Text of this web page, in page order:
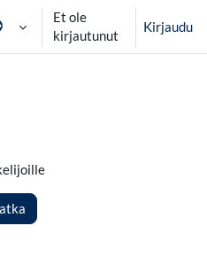
Et ole
kirjautunut
Kirjaudu